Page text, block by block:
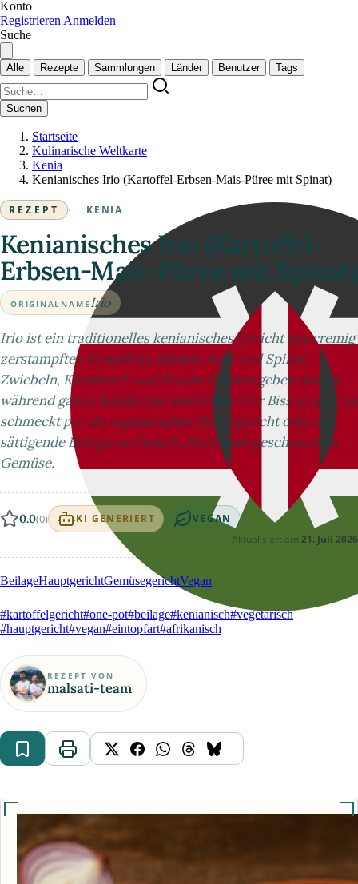
Konto
Registrieren Anmelden
Suche
Alle Rezepte Sammlungen Länder Benutzer Tags
Suchen
Startseite
Kulinarische Weltkarte
Kenia
Kenianisches Irio (Kartoffel-Erbsen-Mais-Püree mit Spinat)
REZEPT · KENIA
Kenianisches Irio (Kartoffel-
Erbsen-Mais-Püree mit Spinat)
ORIGINALNAME Irio
Irio ist ein traditionelles kenianisches Gericht aus cremig
zerstampften Kartoffeln, Erbsen, Mais und Spinat.
Zwiebeln, Knoblauch und frische Kräuter geben Aroma,
während ganze Maiskörner und Erbsen für Biss sorgen. Es
schmeckt pur als vegetarisches Hauptgericht oder als
sättigende Beilage zu Fleisch, Fisch oder geschmortem
Gemüse.
0.0(0) KI GENERIERT VEGAN
Aktualisiert am 21. Juli 2026
BeilageHauptgerichtGemüsegerichtVegan
#kartoffelgericht#one-pot#beilage#kenianisch#vegetarisch
#hauptgericht#vegan#eintopfart#afrikanisch
REZEPT VON
malsati-team